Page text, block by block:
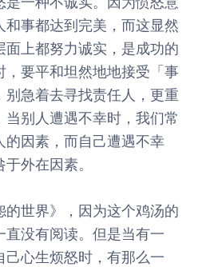
事都达到完美，而这显然
上都努力诚实，是成功的
要平和坦然地地接受「事
急着去寻找责任人，更重
别人遭遇不幸时，我们常
因素，而自己遭遇不幸
外在因素。
世界》，因为这个鸡汤的
没有阅读。但是当有一
心生烦怒时，有那么一